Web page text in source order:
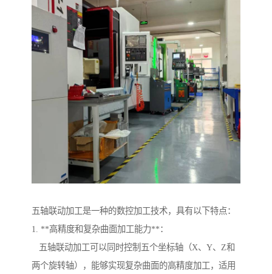
五轴联动加工是一种的数控加工技术，具有以下特点：
1. **高精度和复杂曲面加工能力**：
五轴联动加工可以同时控制五个坐标轴（X、Y、Z和
两个旋转轴），能够实现复杂曲面的高精度加工，适用